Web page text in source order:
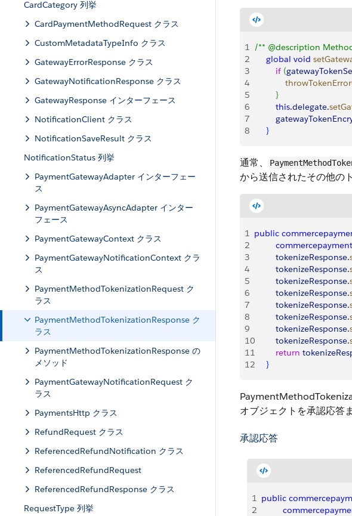
CardCategory 列挙
CardPaymentMethodRequest クラス
CustomMetadataTypeInfo クラス
GatewayErrorResponse クラス
GatewayNotificationResponse クラス
GatewayResponse インターフェース
NotificationClient クラス
NotificationSaveResult クラス
NotificationStatus 列挙
PaymentGatewayAdapter インターフェー
ス
PaymentGatewayAsyncAdapter インター
フェース
PaymentGatewayContext クラス
PaymentGatewayNotificationContext クラ
ス
PaymentMethodTokenizationRequest ク
ラス
PaymentMethodTokenizationResponse ク
ラス
PaymentMethodTokenizationResponse の
メソッド
PaymentGatewayNotificationRequest ク
ラス
PaymentsHttp クラス
RefundRequest クラス
ReferencedRefundNotification クラス
ReferencedRefundRequest
ReferencedRefundResponse クラス
RequestType 列挙
1 /** @description
2
     global
void
3
         if
(
4
             throwTokenError
5
}
6
         this
.delegate.
7
8
}
通常、
から送信されたその他の
1 public
2
3
         tokenizeResponse
.
4
         tokenizeResponse
.
5
         tokenizeResponse
.
6
         tokenizeResponse
.
7
         tokenizeResponse
.
8
         tokenizeResponse
.
9
         tokenizeResponse
.
10
         tokenizeResponse
.
11
         return
12
}
オブジェクトを承認応答
承認応答
1 public
2